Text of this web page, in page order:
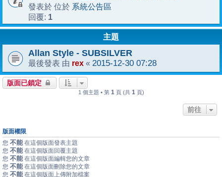
發表於 位於 系統公告區
回覆: 1
主題
Allan Style - SUBSILVER
最後發表 由 rex « 2015-12-30 07:28
版面已鎖定
1 個主題 • 第 1 頁 (共 1 頁)
前往
版面權限
您 不能 在這個版面發表主題
您 不能 在這個版面回覆主題
您 不能 在這個版面編輯您的文章
您 不能 在這個版面刪除您的文章
您 不能 在這個版面上傳附加檔案